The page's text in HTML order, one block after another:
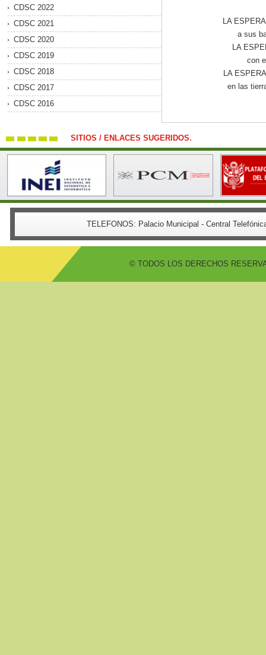
CDSC 2022
CDSC 2021
CDSC 2020
CDSC 2019
CDSC 2018
CDSC 2017
CDSC 2016
LA
a sus
LA
con
LA
en las
SITIOS / ENLACES SUGERIDOS.
TELEFONOS: Palacio Municipal - Central
© TODOS LOS DERECHOS